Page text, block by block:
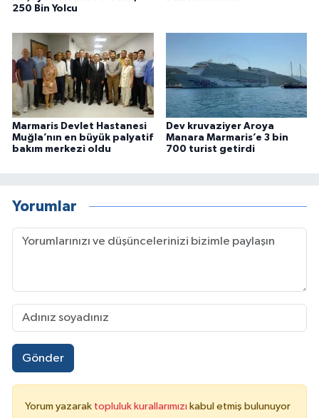
250 Bin Yolcu
Marmaris Devlet Hastanesi
Muğla’nın en büyük palyatif
bakım merkezi oldu
Dev kruvaziyer Aroya
Manara Marmaris’e 3 bin
700 turist getirdi
Yorumlar
Gönder
Yorum yazarak topluluk kurallarımızı kabul etmiş bulunuyor